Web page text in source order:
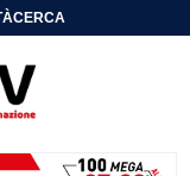
CERCA